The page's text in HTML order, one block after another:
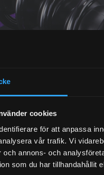
cookies
för att anpassa
vår trafik. Vi
och annons- och
som du har tillhandahållit
Dina